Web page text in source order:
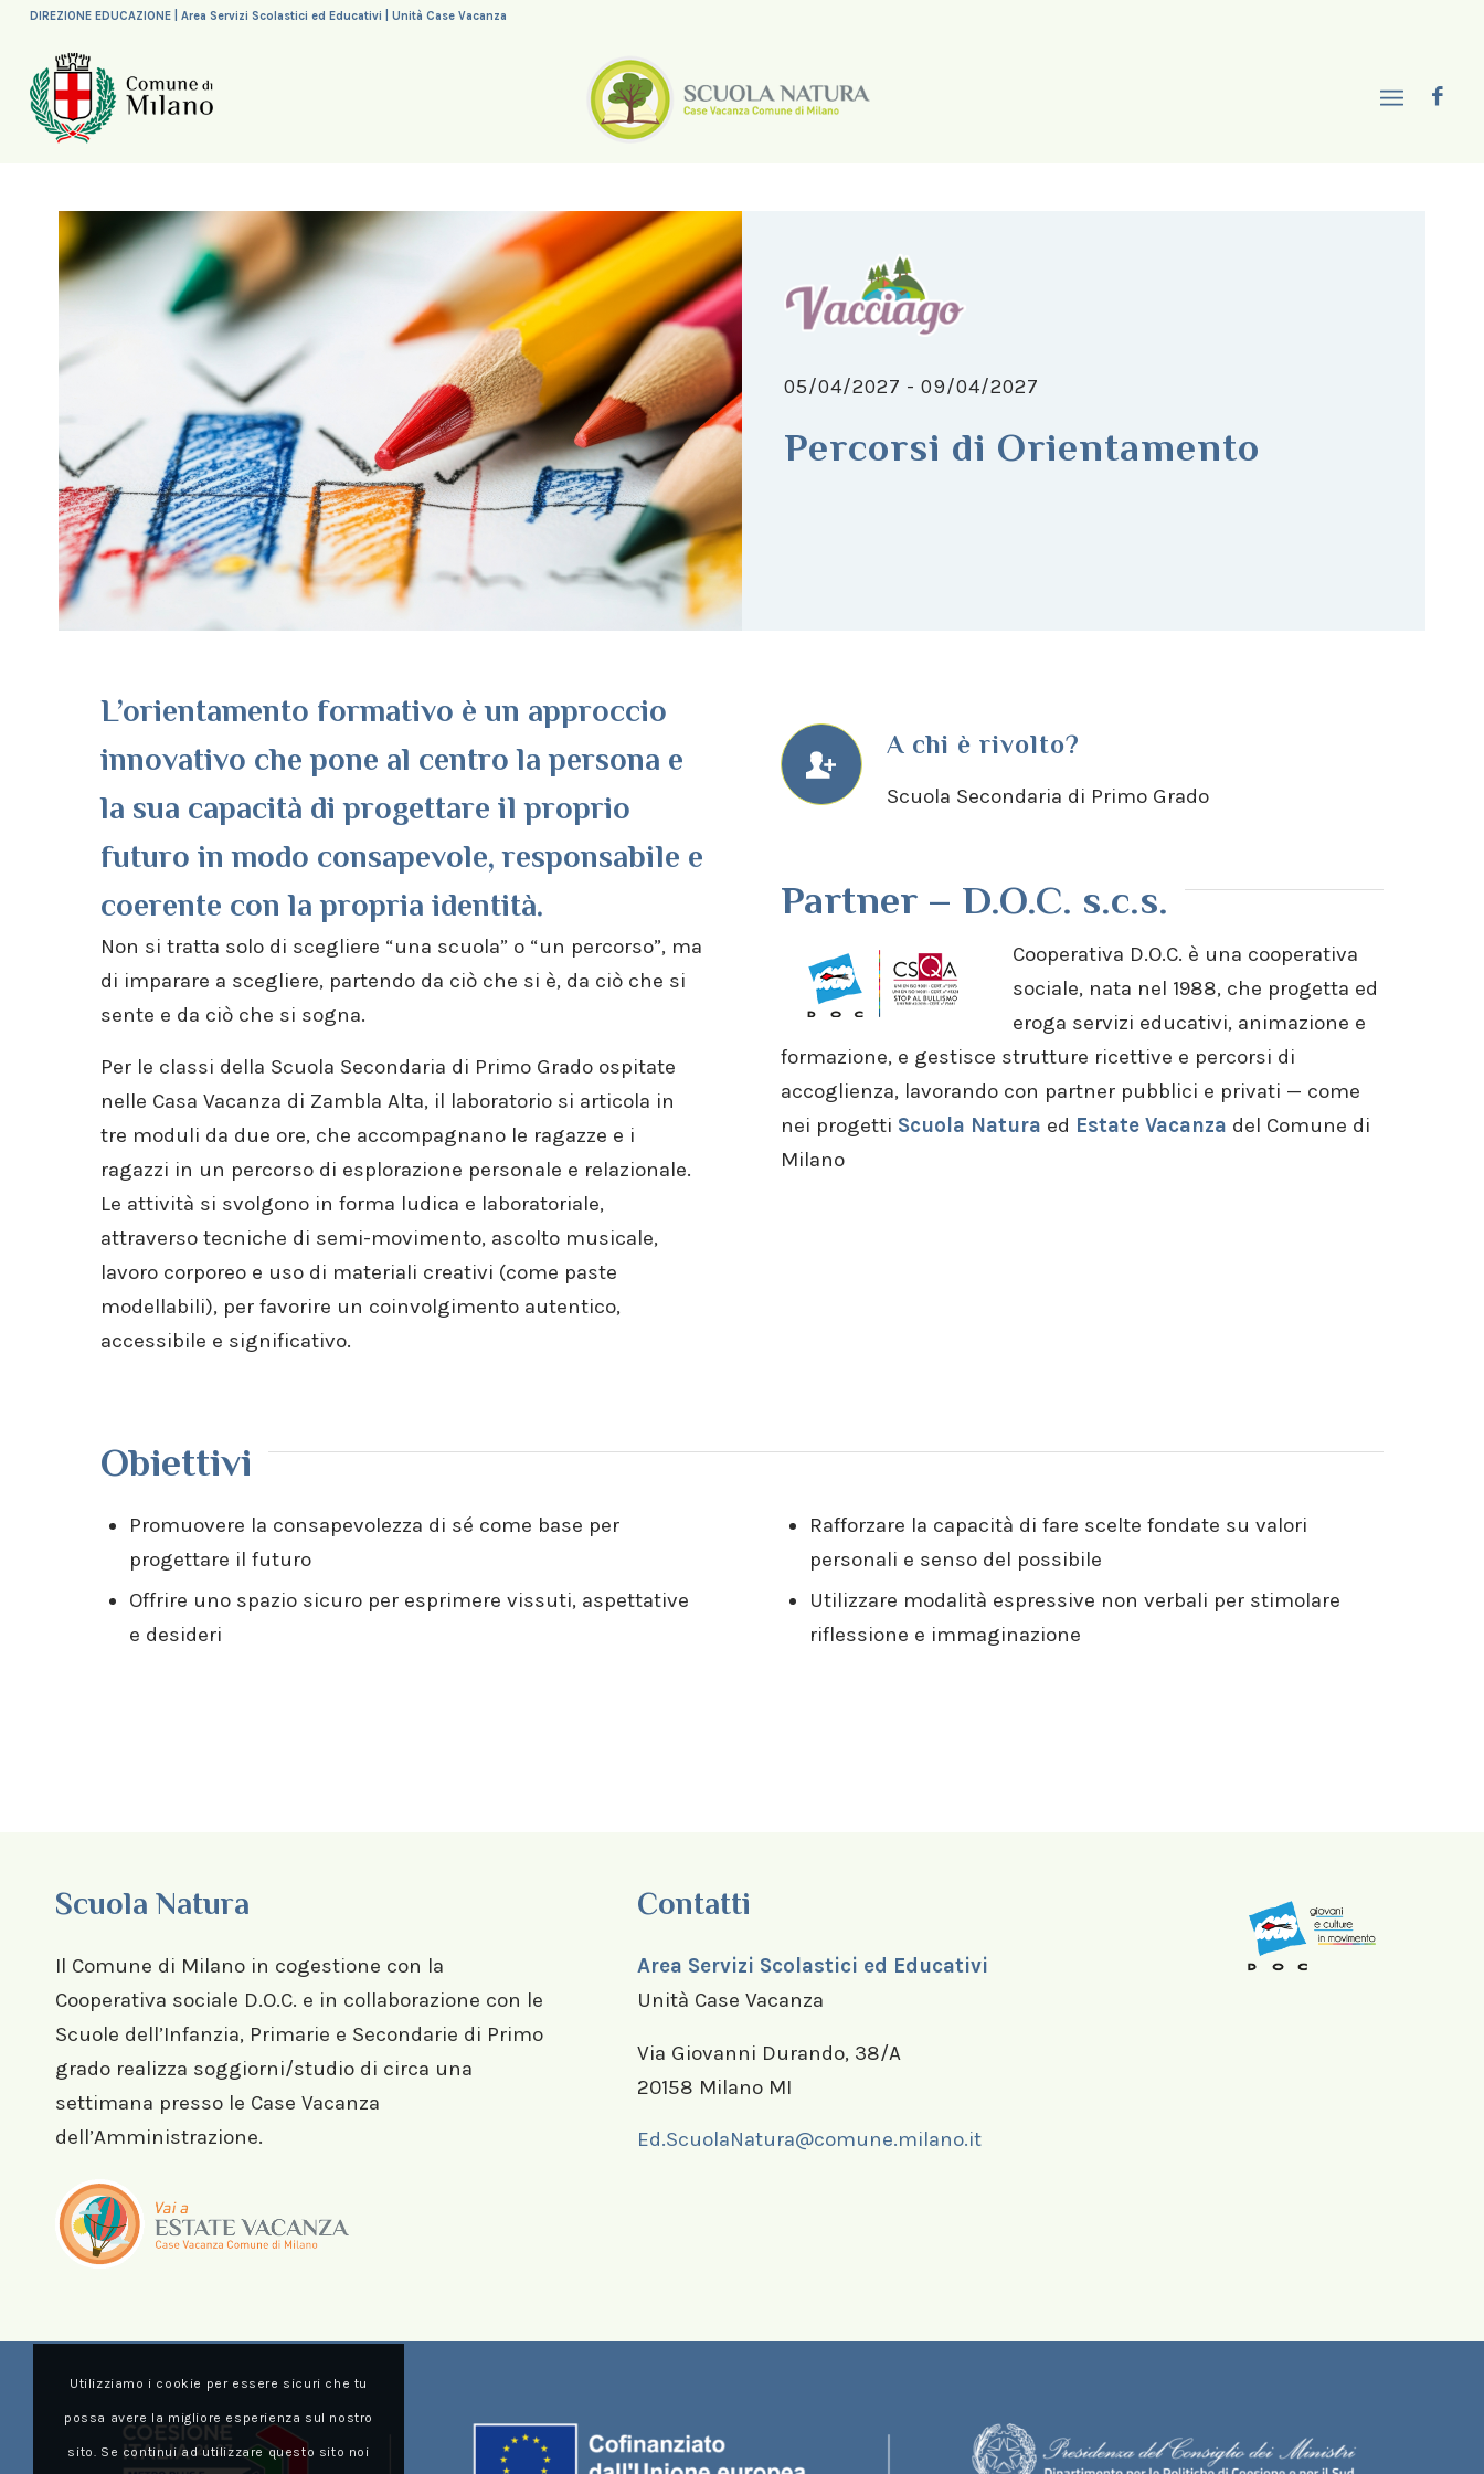
DIREZIONE EDUCAZIONE | Area Servizi Scolastici ed Educativi | Unità Case Vacanza
05/04/2027 - 09/04/2027
Percorsi di Orientamento
L’orientamento formativo è un approccio
innovativo che pone al centro la persona e
la sua capacità di progettare il proprio
futuro in modo consapevole, responsabile e
coerente con la propria identità.
Non si tratta solo di scegliere “una scuola” o “un percorso”, ma
di imparare a scegliere, partendo da ciò che si è, da ciò che si
sente e da ciò che si sogna.
Per le classi della Scuola Secondaria di Primo Grado ospitate
nelle Casa Vacanza di Zambla Alta, il laboratorio si articola in
tre moduli da due ore, che accompagnano le ragazze e i
ragazzi in un percorso di esplorazione personale e relazionale.
Le attività si svolgono in forma ludica e laboratoriale,
attraverso tecniche di semi-movimento, ascolto musicale,
lavoro corporeo e uso di materiali creativi (come paste
modellabili), per favorire un coinvolgimento autentico,
accessibile e significativo.
A chi è rivolto?
Scuola Secondaria di Primo Grado
Partner – D.O.C. s.c.s.
Cooperativa D.O.C. è una cooperativa
sociale, nata nel 1988, che progetta ed
eroga servizi educativi, animazione e
formazione, e gestisce strutture ricettive e percorsi di
accoglienza, lavorando con partner pubblici e privati — come
nei progetti Scuola Natura ed Estate Vacanza del Comune di
Milano
Obiettivi
Promuovere la consapevolezza di sé come base per
progettare il futuro
Offrire uno spazio sicuro per esprimere vissuti, aspettative
e desideri
Rafforzare la capacità di fare scelte fondate su valori
personali e senso del possibile
Utilizzare modalità espressive non verbali per stimolare
riflessione e immaginazione
Scuola Natura
Il Comune di Milano in cogestione con la
Cooperativa sociale D.O.C. e in collaborazione con le
Scuole dell’Infanzia, Primarie e Secondarie di Primo
grado realizza soggiorni/studio di circa una
settimana presso le Case Vacanza
dell’Amministrazione.
Contatti
Area Servizi Scolastici ed Educativi
Unità Case Vacanza
Via Giovanni Durando, 38/A
20158 Milano MI
Ed.ScuolaNatura@comune.milano.it
Utilizziamo i cookie per essere sicuri che tu
possa avere la migliore esperienza sul nostro
sito. Se continui ad utilizzare questo sito noi